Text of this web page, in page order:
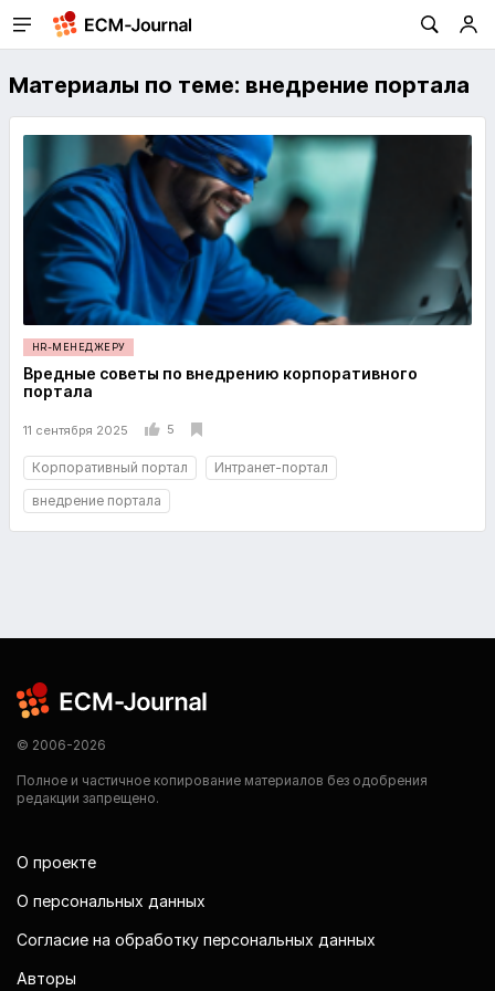
Материалы по теме: внедрение портала
HR-МЕНЕДЖЕРУ
Вредные советы по внедрению корпоративного
портала
11 сентября 2025 5
Корпоративный портал
Интранет-портал
внедрение портала
© 2006-2026
Полное и частичное копирование материалов без одобрения
редакции запрещено.
О проекте
О персональных данных
Согласие на обработку персональных данных
Авторы